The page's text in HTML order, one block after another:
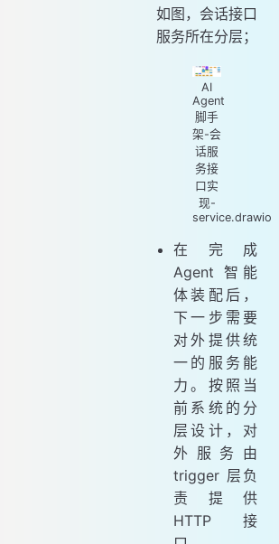
如图，会话接口
服务所在分层；
AI
Agent
脚手
架-会
话服
务接
口实
现-
service.drawio
在完成
Agent 智能
体装配后，
下一步需要
对外提供统
一的服务能
力。按照当
前系统的分
层设计，对
外服务由
trigger 层负
责提供
HTTP 接